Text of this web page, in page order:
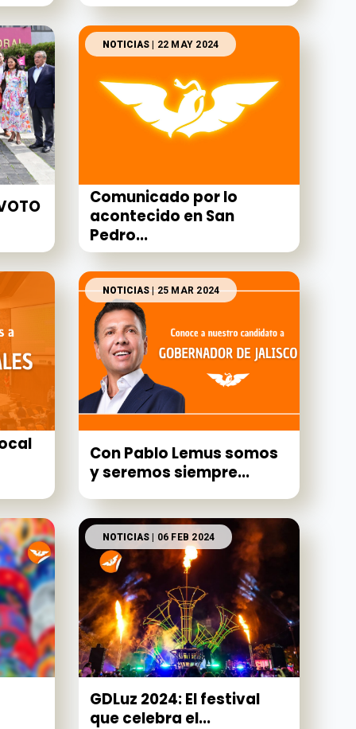
NOTICIAS | 22 MAY 2024
Comunicado por lo
acontecido en San
Pedro...
NOTICIAS| 25 MAR 2024
Con Pablo Lemus somos
y seremos siempre...
NOTICIAS | 06 FEB 2024
GDLuz 2024: El festival
que celebra el...